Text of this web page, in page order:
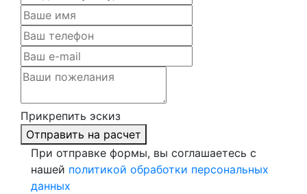
Прикрепить эскиз
Отправить на расчет
При отправке формы, вы соглашаетесь с
нашей политикой обработки персональных
данных